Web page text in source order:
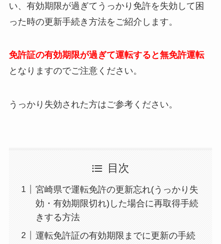
い、有効期限が過ぎてうっかり免許を失効して困
った時の更新手続き方法をご紹介します。
免許証の有効期限が過ぎて運転すると無免許運転
となりますのでご注意ください。
うっかり失効された方はご参考ください。
目次
宮崎県で運転免許の更新忘れ(うっかり失
効・有効期限切れ)した場合に再取得手続
きする方法
運転免許証の有効期限までに更新の手続